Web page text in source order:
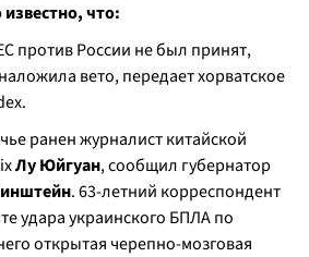
известно, что:
против России не был принят,
вето, передает хорватское
ранен журналист китайской
Лу Юйгуан, сообщил губернатор
. 63-летний корреспондент
удара украинского БПЛА по
открытая черепно-мозговая